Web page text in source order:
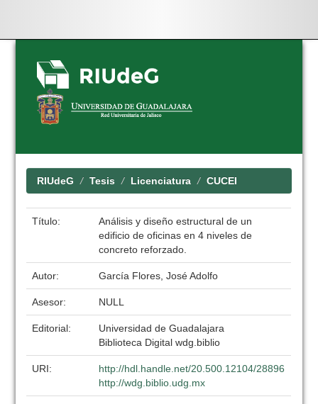
Skip
navigation
RIUdeG Tesis Licenciatura CUCEI
Título:
Análisis y diseño estructural de un
edificio de oficinas en 4 niveles de
concreto reforzado.
Autor: García Flores, José Adolfo
Asesor: NULL
Editorial:
Universidad de Guadalajara
Biblioteca Digital wdg.biblio
URI:
http://hdl.handle.net/20.500.12104/28896
http://wdg.biblio.udg.mx